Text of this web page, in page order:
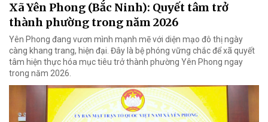
Xã Yên Phong (Bắc Ninh): Quyết tâm trở
thành phường trong năm 2026
Yên Phong đang vươn mình mạnh mẽ với diện mạo đô thị ngày
càng khang trang, hiện đại. Đây là bệ phóng vững chắc để xã quyết
tâm hiện thực hóa mục tiêu trở thành phường Yên Phong ngay
trong năm 2026.